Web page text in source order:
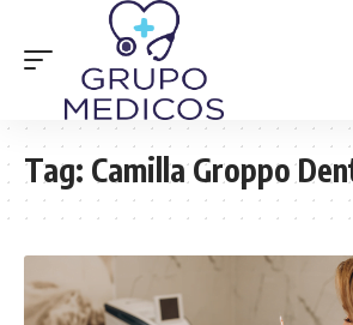
Tag: Camilla Groppo